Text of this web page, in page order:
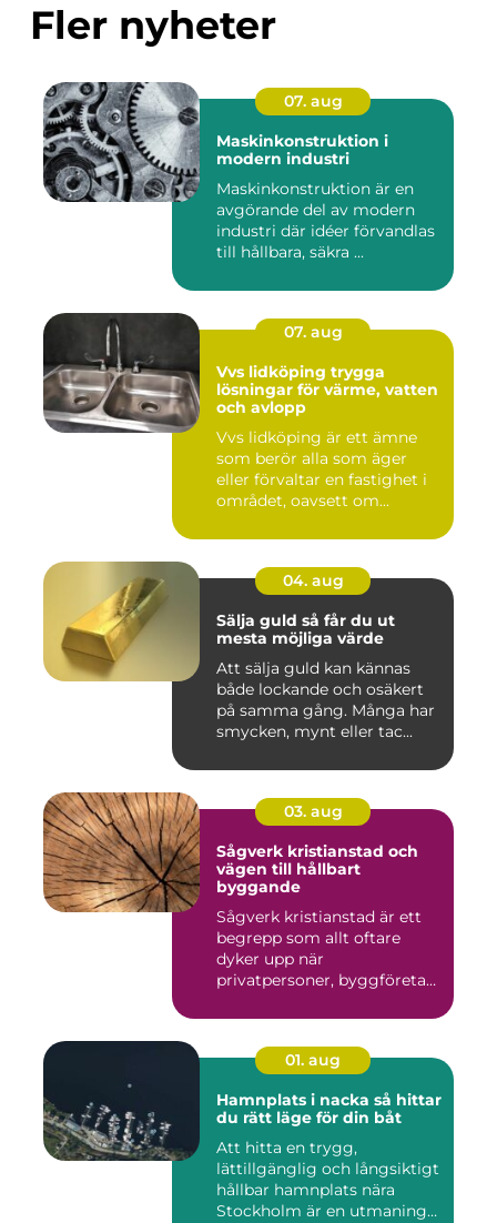
Fler nyheter
07. aug
Maskinkonstruktion i
modern industri
Maskinkonstruktion är en
avgörande del av modern
industri där idéer förvandlas
till hållbara, säkra ...
07. aug
Vvs lidköping trygga
lösningar för värme, vatten
och avlopp
Vvs lidköping är ett ämne
som berör alla som äger
eller förvaltar en fastighet i
området, oavsett om...
04. aug
Sälja guld så får du ut
mesta möjliga värde
Att sälja guld kan kännas
både lockande och osäkert
på samma gång. Många har
smycken, mynt eller tac...
03. aug
Sågverk kristianstad och
vägen till hållbart
byggande
Sågverk kristianstad är ett
begrepp som allt oftare
dyker upp när
privatpersoner, byggföretag
01. aug
Hamnplats i nacka så hittar
du rätt läge för din båt
Att hitta en trygg,
lättillgänglig och långsiktigt
hållbar hamnplats nära
Stockholm är en utmaning